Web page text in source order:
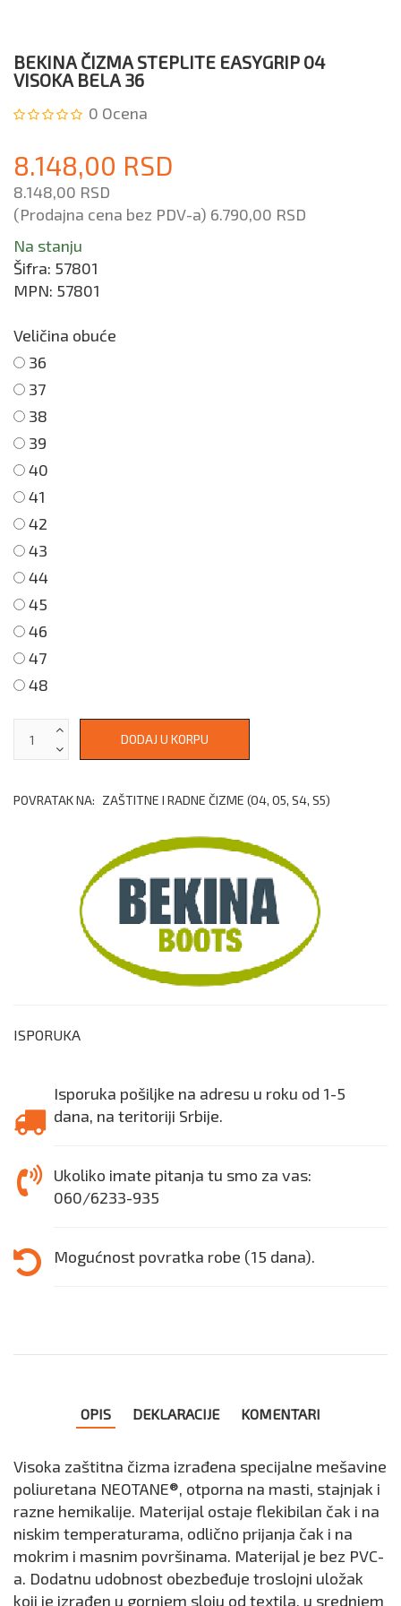
BEKINA ČIZMA STEPLITE EASYGRIP 04
VISOKA BELA 36
0 Ocena
8.148,00 RSD
8.148,00 RSD
(Prodajna cena bez PDV-a) 6.790,00 RSD
Na stanju
Šifra: 57801
MPN: 57801
Veličina obuće
36
37
38
39
40
41
42
43
44
45
46
47
48
POVRATAK NA: ZAŠTITNE I RADNE ČIZME (O4, O5, S4, S5)
ISPORUKA
Isporuka pošiljke na adresu u roku od 1-5
dana, na teritoriji Srbije.
Ukoliko imate pitanja tu smo za vas:
060/6233-935
Mogućnost povratka robe (15 dana).
OPIS DEKLARACIJE KOMENTARI
Visoka zaštitna čizma izrađena specijalne mešavine
poliuretana NEOTANE®, otporna na masti, stajnjak i
razne hemikalije. Materijal ostaje flekibilan čak i na
niskim temperaturama, odlično prijanja čak i na
mokrim i masnim površinama. Materijal je bez PVC-
a. Dodatnu udobnost obezbeđuje troslojni uložak
koji je izrađen u gornjem sloju od textila, u srednjem